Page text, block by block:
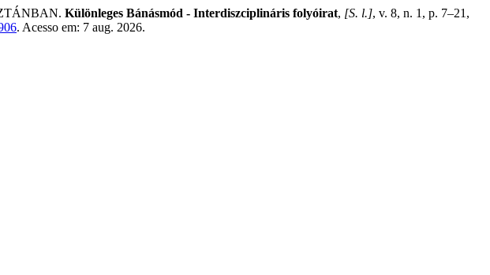
Különleges Bánásmód - Interdiszciplináris folyóirat, [S. l.], v. 8, n. 1, p. 7–21,
. Acesso em: 7 aug. 2026.